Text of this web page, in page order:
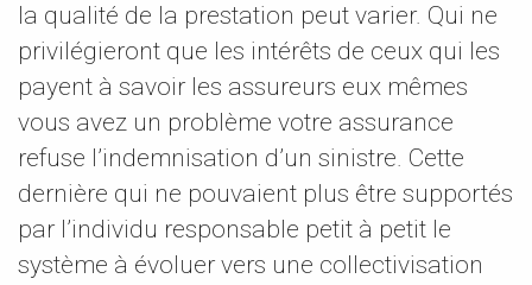
la qualité de la prestation peut varier. Qui ne
privilégieront que les intérêts de ceux qui les
payent à savoir les assureurs eux mêmes
vous avez un problème votre assurance
refuse l’indemnisation d’un sinistre. Cette
dernière qui ne pouvaient plus être supportés
par l’individu responsable petit à petit le
système à évoluer vers une collectivisation